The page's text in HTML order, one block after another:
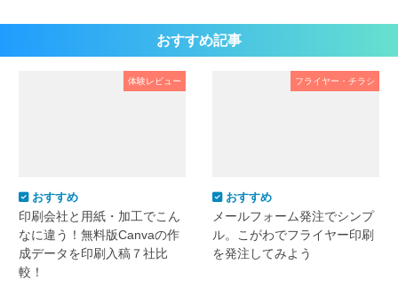
おすすめ記事
体験レビュー
おすすめ
印刷会社と用紙・加工でこん
なに違う！無料版Canvaの作
成データを印刷入稿７社比
較！
フライヤー・チラシ
おすすめ
メールフォーム発注でシンプ
ル。こがわでフライヤー印刷
を発注してみよう